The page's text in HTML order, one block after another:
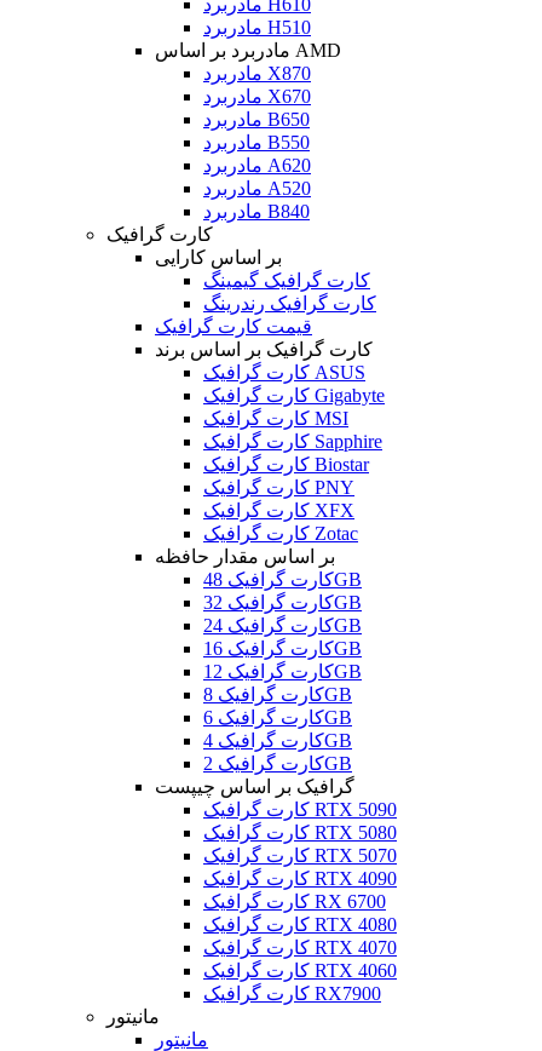
مادربرد H610
مادربرد H510
مادربرد بر اساس AMD
مادربرد X870
مادربرد X670
مادربرد B650
مادربرد B550
مادربرد A620
مادربرد A520
مادربرد B840
کارت گرافیک
بر اساس کارایی
کارت گرافیک گیمینگ
کارت گرافیک رندرینگ
قیمت کارت گرافیک
کارت گرافیک بر اساس برند
کارت گرافیک ASUS
کارت گرافیک Gigabyte
کارت گرافیک MSI
کارت گرافیک Sapphire
کارت گرافیک Biostar
کارت گرافیک PNY
کارت گرافیک XFX
کارت گرافیک Zotac
بر اساس مقدار حافظه
کارت گرافیک 48GB
کارت گرافیک 32GB
کارت گرافیک 24GB
کارت گرافیک 16GB
کارت گرافیک 12GB
کارت گرافیک 8GB
کارت گرافیک 6GB
کارت گرافیک 4GB
کارت گرافیک 2GB
گرافیک بر اساس چیپست
کارت گرافیک RTX 5090
کارت گرافیک RTX 5080
کارت گرافیک RTX 5070
کارت گرافیک RTX 4090
کارت گرافیک RX 6700
کارت گرافیک RTX 4080
کارت گرافیک RTX 4070
کارت گرافیک RTX 4060
کارت گرافیک RX7900
مانیتور
مانیتور